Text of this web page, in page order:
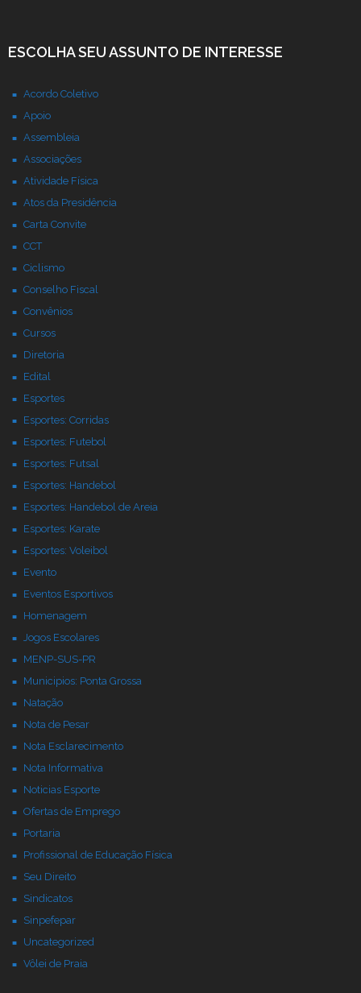
ESCOLHA SEU ASSUNTO DE INTERESSE
Acordo Coletivo
Apoio
Assembleia
Associações
Atividade Física
Atos da Presidência
Carta Convite
CCT
Ciclismo
Conselho Fiscal
Convênios
Cursos
Diretoria
Edital
Esportes
Esportes: Corridas
Esportes: Futebol
Esportes: Futsal
Esportes: Handebol
Esportes: Handebol de Areia
Esportes: Karate
Esportes: Voleibol
Evento
Eventos Esportivos
Homenagem
Jogos Escolares
MENP-SUS-PR
Municipios: Ponta Grossa
Natação
Nota de Pesar
Nota Esclarecimento
Nota Informativa
Noticias Esporte
Ofertas de Emprego
Portaria
Profissional de Educação Física
Seu Direito
Sindicatos
Sinpefepar
Uncategorized
Vôlei de Praia